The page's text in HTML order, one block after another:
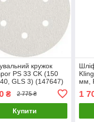
кружок
PS 33 CK (150
GLS 3) (147647)
₴ 2 775 ₴
Купити
мм,
1